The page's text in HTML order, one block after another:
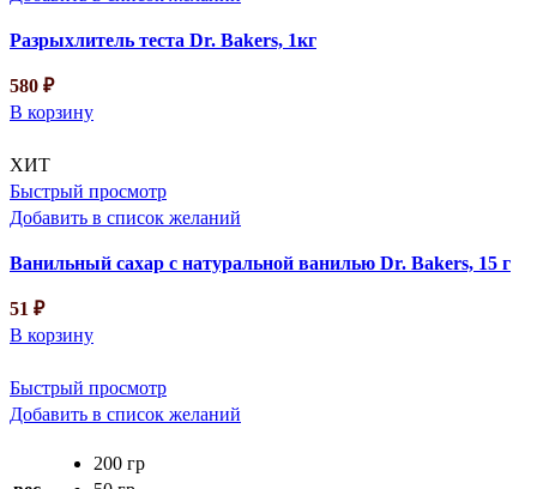
Разрыхлитель теста Dr. Bakers, 1кг
580 ₽
В корзину
ХИТ
Быстрый просмотр
Добавить в список желаний
Ванильный сахар с натуральной ванилью Dr. Bakers, 15 г
51 ₽
В корзину
Быстрый просмотр
Добавить в список желаний
200 гр